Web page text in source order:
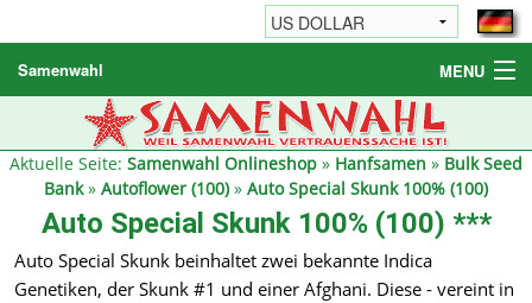
Samenwahl MENU
Hanfsamen
Weitere Produkte
Bestellhinweise / FAQ
Reseller
Aktuelle Seite: Samenwahl Onlineshop » Hanfsamen » Bulk Seed
Bank» Autoflower (100)» Auto Special Skunk 100% (100)
Auto Special Skunk 100% (100) ***
Auto Special Skunk beinhaltet zwei bekannte Indica
Genetiken, der Skunk #1 und einer Afghani. Diese - vereint in